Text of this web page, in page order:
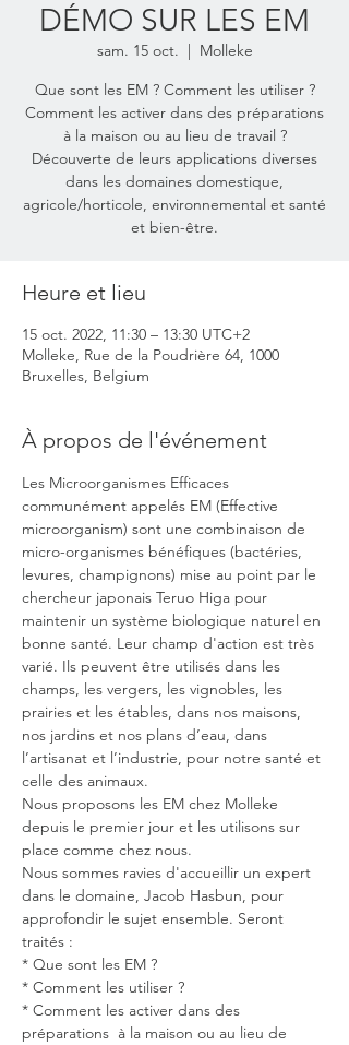
DÉMO SUR LES EM
sam. 15 oct.
  |
Molleke
Que sont les EM ? Comment les utiliser ?
Comment les activer dans des préparations
à la maison ou au lieu de travail ?
Découverte de leurs applications diverses
dans les domaines domestique,
agricole/horticole, environnemental et santé
et bien-être.
Heure et lieu
15 oct. 2022, 11:30 – 13:30 UTC+2
Molleke, Rue de la Poudrière 64, 1000
Bruxelles, Belgium
À propos de l'événement
Les Microorganismes Efficaces
communément appelés EM (Effective
microorganism) sont une combinaison de
micro-organismes bénéfiques (bactéries,
levures, champignons) mise au point par le
chercheur japonais Teruo Higa pour
maintenir un système biologique naturel en
bonne santé. Leur champ d'action est très
varié. Ils peuvent être utilisés dans les
champs, les vergers, les vignobles, les
prairies et les étables, dans nos maisons,
nos jardins et nos plans d’eau, dans
l’artisanat et l’industrie, pour notre santé et
celle des animaux.
Nous proposons les EM chez Molleke
depuis le premier jour et les utilisons sur
place comme chez nous.
Nous sommes ravies d'accueillir un expert
dans le domaine, Jacob Hasbun, pour
approfondir le sujet ensemble. Seront
traités :
* Que sont les EM ?
* Comment les utiliser ?
* Comment les activer dans des
préparations  à la maison ou au lieu de